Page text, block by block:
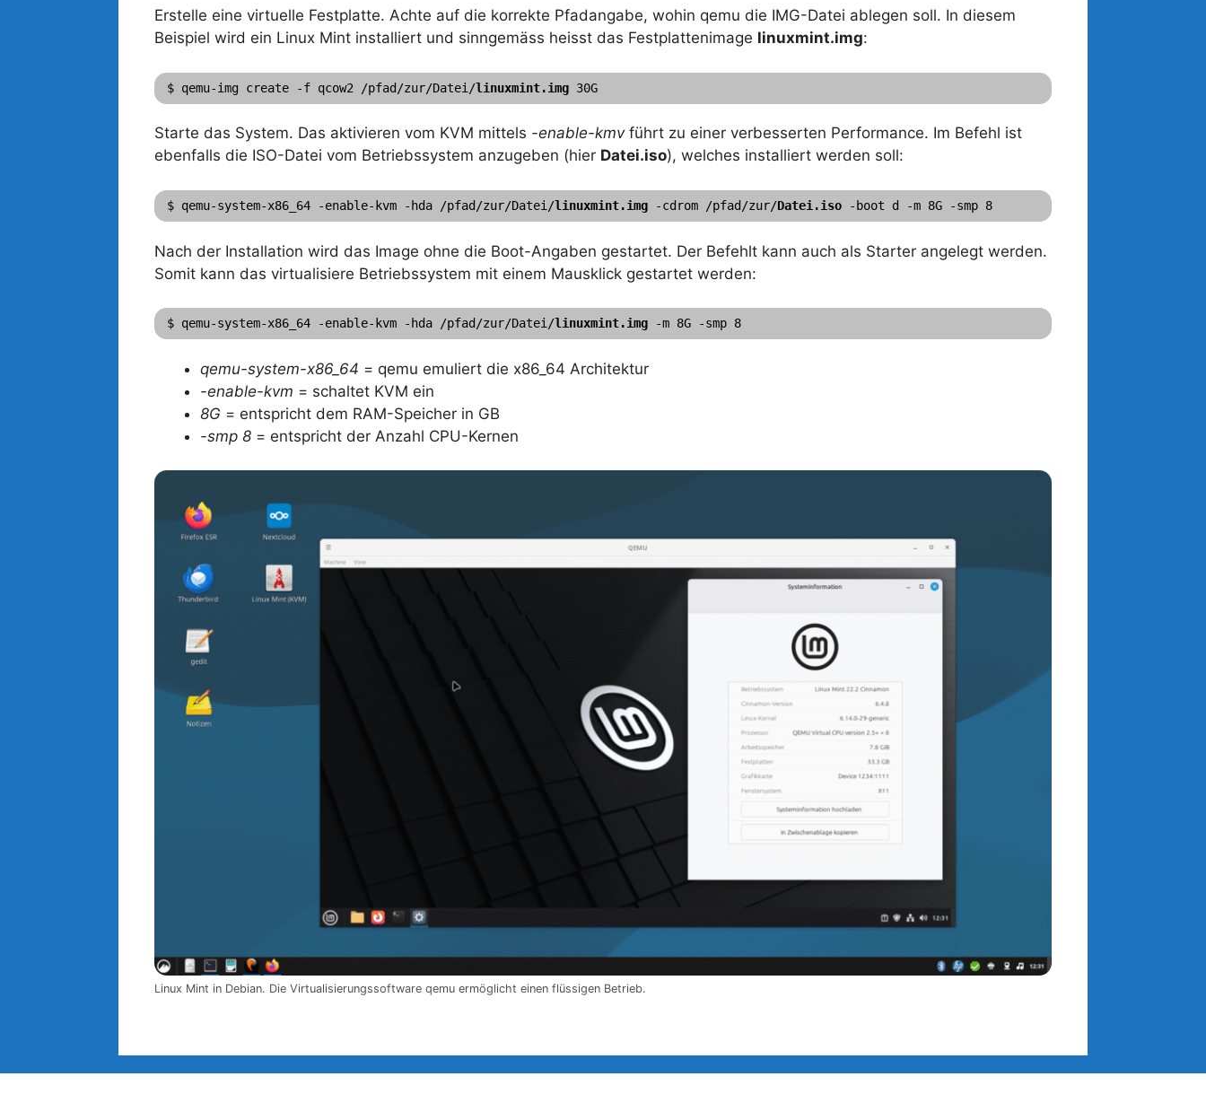
Erstelle eine virtuelle Festplatte. Achte auf die korrekte Pfadangabe, wohin qemu die IMG-Datei ablegen soll. In diesem
Beispiel wird ein Linux Mint installiert und sinngemäss heisst das Festplattenimage linuxmint.img:
$ qemu-img create -f qcow2 /pfad/zur/Datei/linuxmint.img 30G
Starte das System. Das aktivieren vom KVM mittels -enable-kmvführt zu einer verbesserten Performance. Im Befehl ist
ebenfalls die ISO-Datei vom Betriebssystem anzugeben (hier Datei.iso), welches installiert werden soll:
$ qemu-system-x86_64 -enable-kvm -hda /pfad/zur/Datei/linuxmint.img -cdrom /pfad/zur/Datei.iso -boot d -m 8G -smp 8
Nach der Installation wird das Image ohne die Boot-Angaben gestartet. Der Befehlt kann auch als Starter angelegt werden.
Somit kann das virtualisiere Betriebssystem mit einem Mausklick gestartet werden:
$ qemu-system-x86_64 -enable-kvm -hda /pfad/zur/Datei/linuxmint.img -m 8G -smp 8
qemu-system-x86_64 = qemu emuliert die x86_64 Architektur
-enable-kvm = schaltet KVM ein
8G = entspricht dem RAM-Speicher in GB
-smp 8 = entspricht der Anzahl CPU-Kernen
Linux Mint in Debian. Die Virtualisierungssoftware qemu ermöglicht einen flüssigen Betrieb.